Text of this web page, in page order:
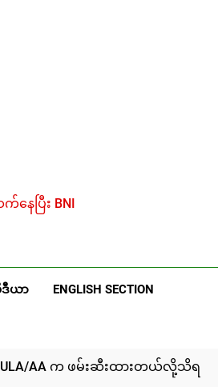
ေပြီး BNI
ဒီယာ ENGLISH SECTION
းထားတယ်လို့သိရ စစ်ကော်မရှင်နဲ့